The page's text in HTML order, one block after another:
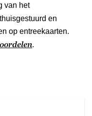
van het
thuisgestuurd en
op entreekaarten.
.